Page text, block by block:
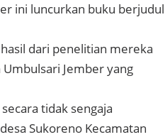
ini luncurkan buku berjudul
dari penelitian mereka
Jember yang
tidak sengaja
Sukoreno Kecamatan